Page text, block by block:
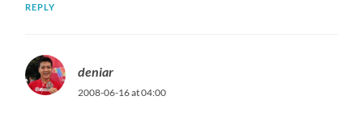
REPLY
deniar
2008-06-16 at 04:00